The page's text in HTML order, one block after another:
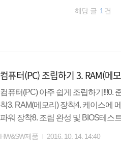
해당 글 1 건
컴퓨터(PC) 조립하기 3. RAM(메
컴퓨터(PC) 아주 쉽게 조립하기!!!0.
착3. RAM(메모리) 장착4. 케이스에
파워 장착8. 조립 완성 및 BIOS테스
HW&SW제품 2016. 10. 14. 14:40